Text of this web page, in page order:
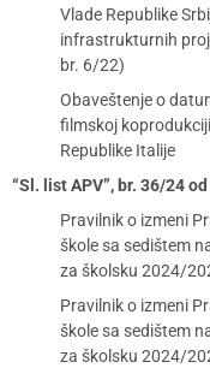
Vlade Republike
infrastrukturnih
br. 6/22)
Obaveštenje o
filmskoj
Republike Italije
“Sl. list APV”, br. 36/24
Pravilnik o izmeni
škole sa sedištem
za školsku 2024/
Pravilnik o izmeni
škole sa sedištem
za školsku 2024/